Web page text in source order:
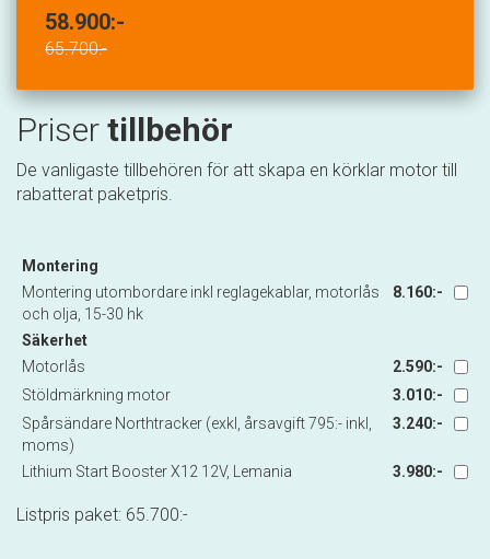
58.900:-
65.700:-
Priser tillbehör
De vanligaste tillbehören för att skapa en körklar motor till
rabatterat paketpris.
Montering
Montering utombordare inkl reglagekablar, motorlås
och olja, 15-30 hk
8.160:-
Säkerhet
Motorlås
2.590:-
Stöldmärkning motor
3.010:-
Spårsändare Northtracker (exkl, årsavgift 795:- inkl,
moms)
3.240:-
Lithium Start Booster X12 12V, Lemania 3.980:-
Listpris paket: 65.700:-